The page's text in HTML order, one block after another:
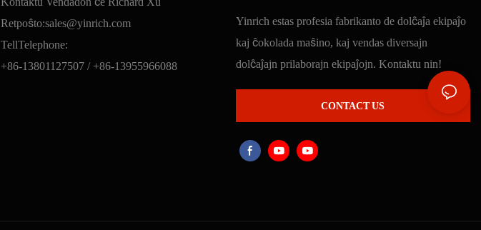
Retpoŝto:sales@yinrich.com
TellTelephone:
+86-13801127507 / +86-13955966088
Yinrich estas profesia fabrikanto de dolĉaĵa ekipaĵo
kaj ĉokolada maŝino, kaj vendas diversajn
dolĉaĵajn prilaborajn ekipaĵojn. Kontaktu nin!
CONTACT US